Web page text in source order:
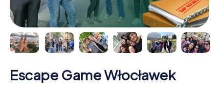
Escape Game Włocławek